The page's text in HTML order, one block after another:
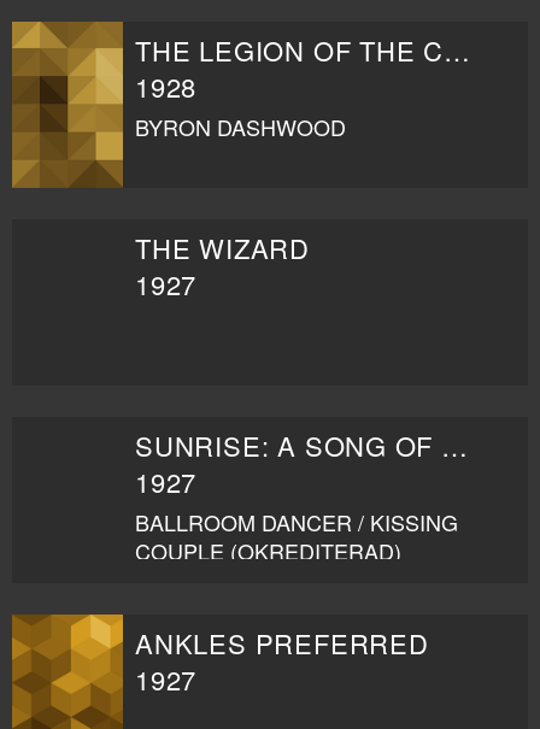
THE LEGION OF THE CONDEMNED
1928
BYRON DASHWOOD
THE WIZARD
1927
SUNRISE: A SONG OF TWO HUMANS
1927
BALLROOM DANCER / KISSING
COUPLE (OKREDITERAD)
ANKLES PREFERRED
1927